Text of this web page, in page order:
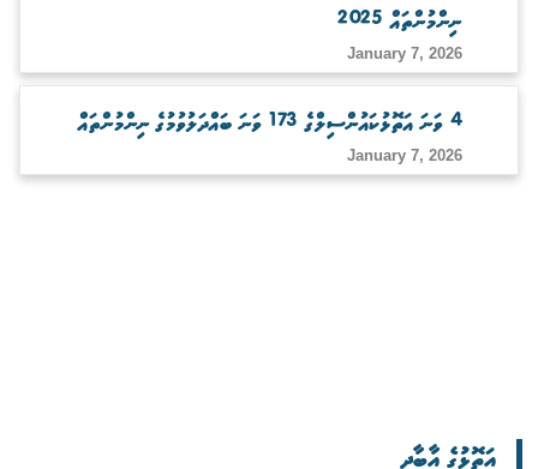
ނިންމުންތައް 2025
January 7, 2026
4 ވަނަ އަތޮޅުކައުންސިލްގެ 173 ވަނަ ބައްދަލުވުމުގެ ނިންމުންތައް
January 7, 2026